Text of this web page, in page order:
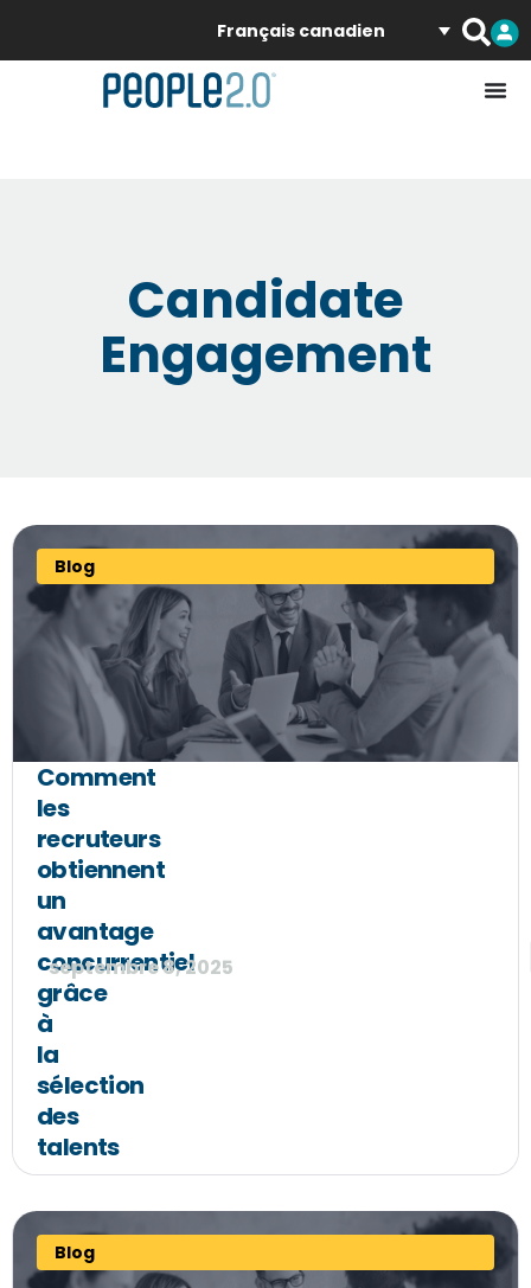
Français canadien
Candidate
Engagement
Blog
Comment
les
recruteurs
obtiennent
un
avantage
concurrentiel
grâce
à
la
sélection
des
talents
septembre 8, 2025
Blog